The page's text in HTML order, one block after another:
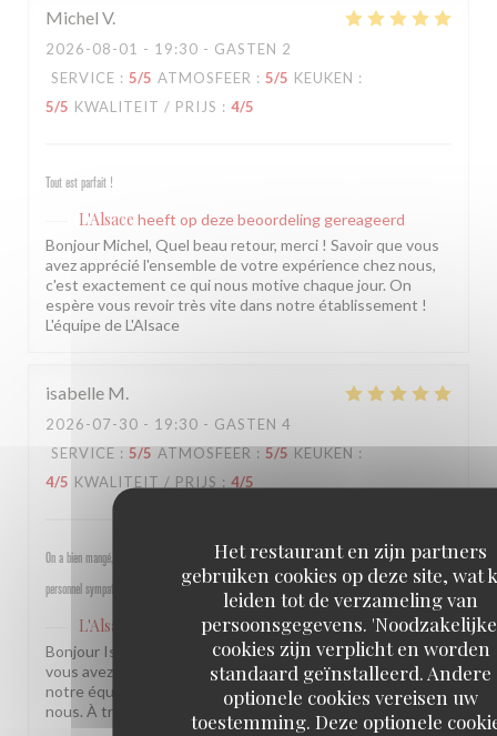
Het restaurant en zijn partners
gebruiken cookies op deze site, wat
leiden tot de verzameling van
persoonsgegevens.
cookies zijn verplicht en worden
standaard geïnstalleerd. Andere
optionele cookies vereisen uw
toestemming. Deze optionele
Michel V
2026-08-01 - 19:30 - GASTEN 2
SERVICE : 5/5 ATMOSFEER : 5/5 KEUKEN :
5/5 KWALITEIT / PRIJS : 4/5
Tout est parfait !
L'Alsace heeft op deze beoordeling gereageerd
Bonjour Michel, Quel beau retour, merci ! Savoir que vous
avez apprécié l'ensemble de votre expérience chez nous,
c'est exactement ce qui nous motive chaque jour. On
espère vous revoir très vite dans notre établissement !
L'équipe de L'Alsace
isabelle M
2026-07-30 - 19:30 - GASTEN 4
SERVICE : 5/5 ATMOSFEER : 5/5 KEUKEN :
4/5 KWALITEIT / PRIJS : 4/5
On a bien mangé, bon rapport qualité prix pour les champs, très bel emplacement, peu d attente,
personnel sympathique et efficace.
L'Alsace
heeft op deze beoordeling gereageerd
Bonjour Isabelle, Merci pour ce beau retour ! Savoir que
vous avez passé un bon moment près des Champs et que
notre équipe a été à la hauteur, c'est une vraie fierté pour
nous. À très bientôt ! L'équipe de L'Alsace